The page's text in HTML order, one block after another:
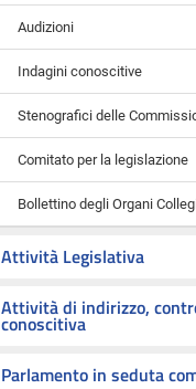
Audizioni
Indagini conoscitive
Stenografici delle
Comitato per la legislazione
Bollettino degli Organi
Attività Legislativa
Attività di indirizzo,
conoscitiva
Parlamento in seduta